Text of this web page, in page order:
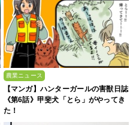
農業ニュース
【マンガ】ハンターガールの害獣日誌
《第6話》甲斐犬「とら」がやってき
た！